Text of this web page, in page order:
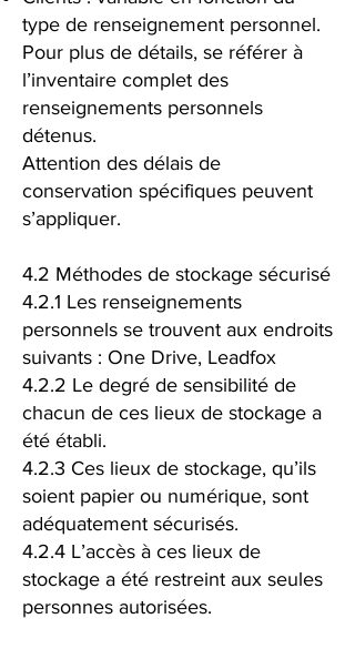
type de renseignement personnel.
Pour plus de détails, se référer à
l’inventaire complet des
renseignements personnels
détenus.
Attention des délais de
conservation spécifiques peuvent
s’appliquer.
4.2 Méthodes de stockage sécurisé
4.2.1 Les renseignements
personnels se trouvent aux endroits
suivants : One Drive, Leadfox
4.2.2 Le degré de sensibilité de
chacun de ces lieux de stockage a
été établi.
4.2.3 Ces lieux de stockage, qu’ils
soient papier ou numérique, sont
adéquatement sécurisés.
4.2.4 L’accès à ces lieux de
stockage a été restreint aux seules
personnes autorisées.